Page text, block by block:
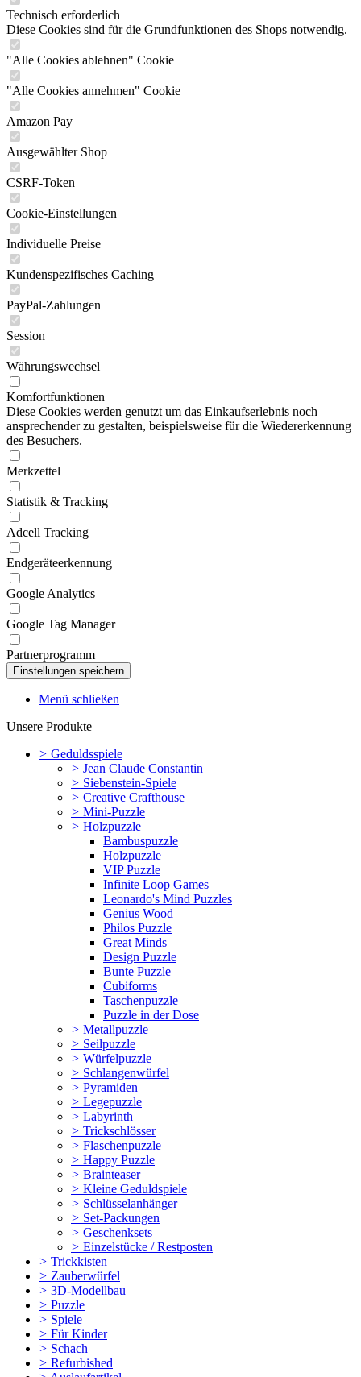
Technisch erforderlich
Diese Cookies sind für die Grundfunktionen des Shops notwendig.
"Alle Cookies ablehnen" Cookie
"Alle Cookies annehmen" Cookie
Amazon Pay
Ausgewählter Shop
CSRF-Token
Cookie-Einstellungen
Individuelle Preise
Kundenspezifisches Caching
PayPal-Zahlungen
Session
Währungswechsel
Komfortfunktionen
Diese Cookies werden genutzt um das Einkaufserlebnis noch
ansprechender zu gestalten, beispielsweise für die Wiedererkennung
des Besuchers.
Merkzettel
Statistik & Tracking
Adcell Tracking
Endgeräteerkennung
Google Analytics
Google Tag Manager
Partnerprogramm
Menü schließen
Unsere Produkte
> Geduldsspiele
> Jean Claude Constantin
> Siebenstein-Spiele
> Creative Crafthouse
> Mini-Puzzle
> Holzpuzzle
Bambuspuzzle
Holzpuzzle
VIP Puzzle
Infinite Loop Games
Leonardo's Mind Puzzles
Genius Wood
Philos Puzzle
Great Minds
Design Puzzle
Bunte Puzzle
Cubiforms
Taschenpuzzle
Puzzle in der Dose
> Metallpuzzle
> Seilpuzzle
> Würfelpuzzle
> Schlangenwürfel
> Pyramiden
> Legepuzzle
> Labyrinth
> Trickschlösser
> Flaschenpuzzle
> Happy Puzzle
> Brainteaser
> Kleine Geduldspiele
> Schlüsselanhänger
> Set-Packungen
> Geschenksets
> Einzelstücke / Restposten
> Trickkisten
> Zauberwürfel
> 3D-Modellbau
> Puzzle
> Spiele
> Für Kinder
> Schach
> Refurbished